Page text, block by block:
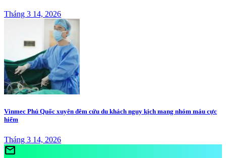
Tháng 3 14, 2026
Vinmec Phú Quốc xuyên đêm cứu du khách nguy kịch mang nhóm máu cực
hiếm
Tháng 3 14, 2026
mail